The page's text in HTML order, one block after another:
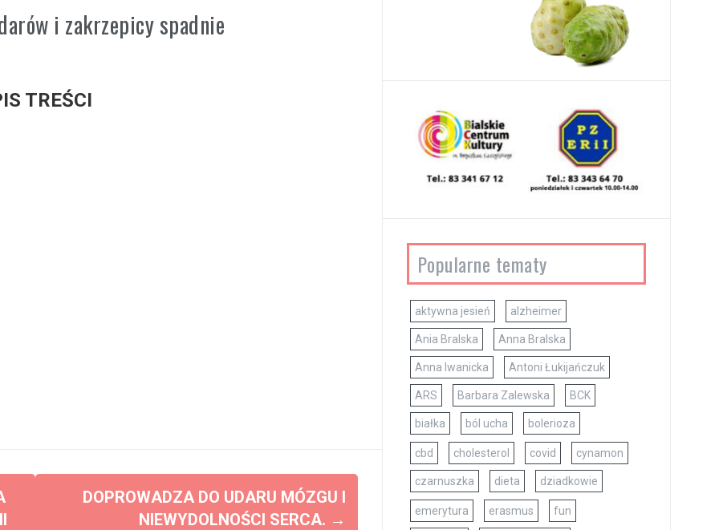
i zakrzepicy spadnie
TREŚCI
DOPROWADZA DO UDARU MÓZGU I
NIEWYDOLNOŚCI SERCA. →
Popularne tematy
aktywna jesień alzheimer
Ania Bralska Anna Bralska
Anna Iwanicka Antoni Łukijańczuk
ARS Barbara Zalewska BCK
białka ból ucha bolerioza
cbd cholesterol covid cynamon
czarnuszka dieta dziadkowie
emerytura erasmus fun